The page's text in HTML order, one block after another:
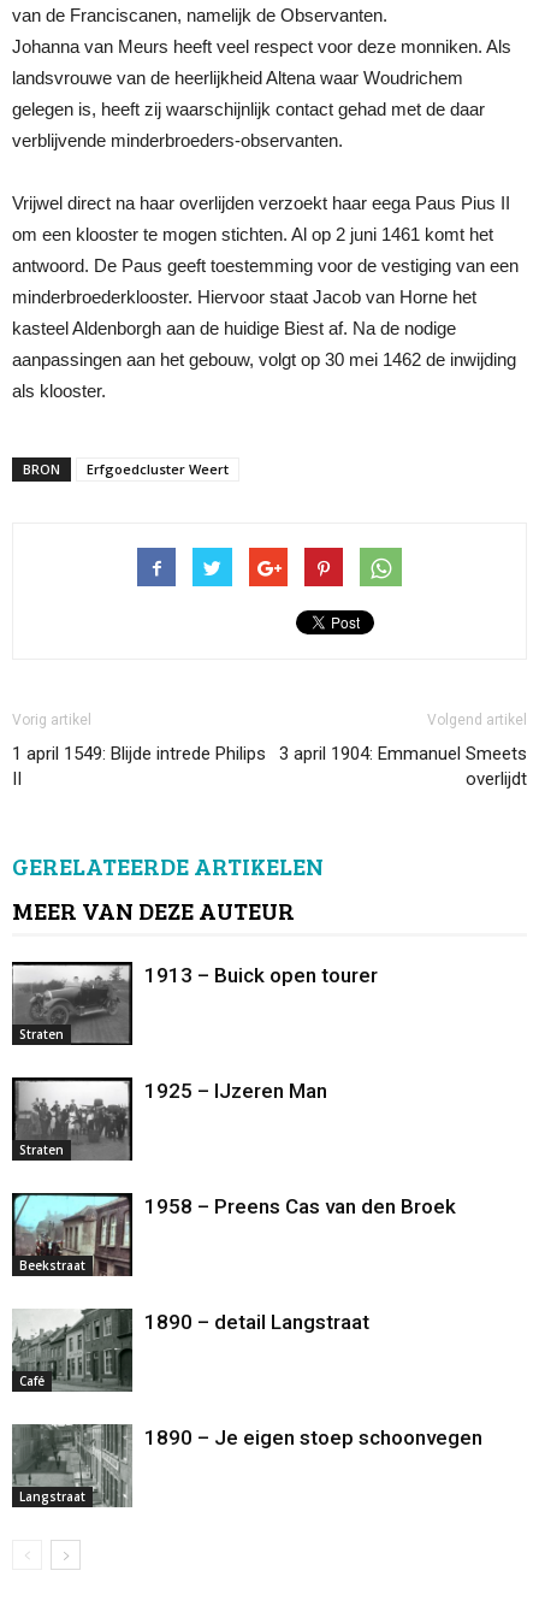
van de Franciscanen, namelijk de Observanten.
Johanna van Meurs heeft veel respect voor deze monniken. Als
landsvrouwe van de heerlijkheid Altena waar Woudrichem
gelegen is, heeft zij waarschijnlijk contact gehad met de daar
verblijvende minderbroeders-observanten.
Vrijwel direct na haar overlijden verzoekt haar eega Paus Pius II
om een klooster te mogen stichten. Al op 2 juni 1461 komt het
antwoord. De Paus geeft toestemming voor de vestiging van een
minderbroederklooster. Hiervoor staat Jacob van Horne het
kasteel Aldenborgh aan de huidige Biest af. Na de nodige
aanpassingen aan het gebouw, volgt op 30 mei 1462 de inwijding
als klooster.
BRON Erfgoedcluster Weert
Vorig artikel
1 april 1549: Blijde intrede Philips
II
Volgend artikel
3 april 1904: Emmanuel Smeets
overlijdt
GERELATEERDE ARTIKELEN
MEER VAN DEZE AUTEUR
Straten
1913 – Buick open tourer
Straten
1925 – IJzeren Man
Beekstraat
1958 – Preens Cas van den Broek
Café
1890 – detail Langstraat
Langstraat
1890 – Je eigen stoep schoonvegen